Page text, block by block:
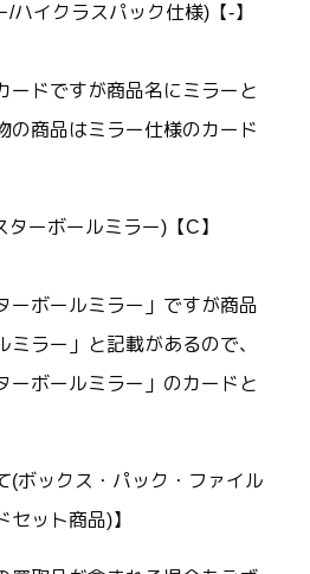
ハイクラスパック仕様)【-】
ードですが商品名にミラーと
の商品はミラー仕様のカード
ーボールミラー)【C】
ーボールミラー」ですが商品
ラー」と記載があるので、
ーボールミラー」のカードと
(ボックス・パック・ファイル
ット商品)】